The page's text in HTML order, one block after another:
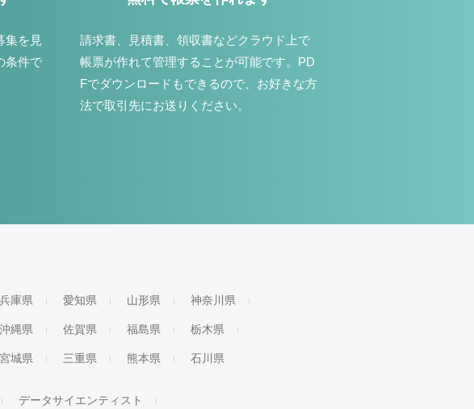
集を見
条件で
請求書、見積書、領収書などクラウド上で
帳票が作れて管理することが可能です。PD
Fでダウンロードもできるので、お好きな方
法で取引先にお送りください。
兵庫県 愛知県 山形県 神奈川県
沖縄県 佐賀県 福島県 栃木県
宮城県 三重県 熊本県 石川県
データサイエンティスト